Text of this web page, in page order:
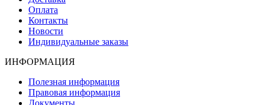
Оплата
Контакты
Новости
Индивидуальные заказы
ИНФОРМАЦИЯ
Полезная информация
Правовая информация
Документы